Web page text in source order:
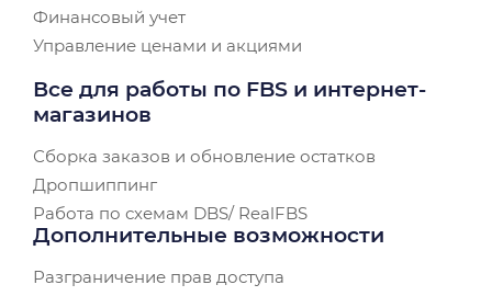
Финансовый учет
Управление ценами и акциями
Все для работы по FBS и интернет-
магазинов
Сборка заказов и обновление остатков
Дропшиппинг
Работа по схемам DBS/ RealFBS
Дополнительные возможности
Разграничение прав доступа